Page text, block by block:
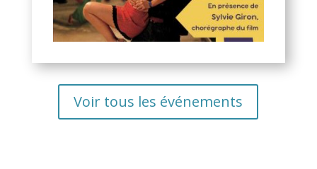
Voir tous les événements